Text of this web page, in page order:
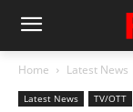
Home Latest News
Latest News TV/OTT